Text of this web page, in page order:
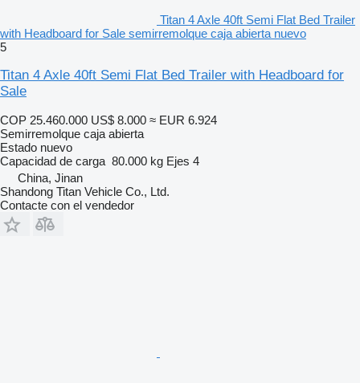
Titan 4 Axle 40ft Semi Flat Bed Trailer
with Headboard for Sale semirremolque caja abierta nuevo
5
Titan 4 Axle 40ft Semi Flat Bed Trailer with Headboard for
Sale
COP 25.460.000 US$ 8.000 ≈ EUR 6.924
Semirremolque caja abierta
Estado nuevo
Capacidad de carga 80.000 kg Ejes 4
China, Jinan
Shandong Titan Vehicle Co., Ltd.
Contacte con el vendedor